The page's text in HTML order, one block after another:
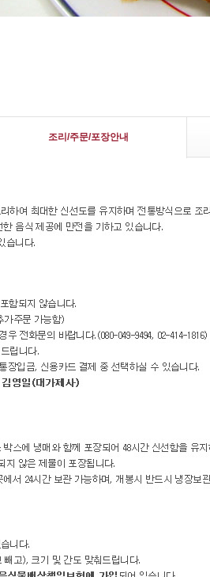
조리/주문/포장안내